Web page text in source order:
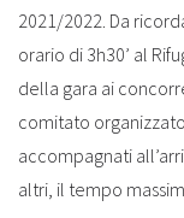
2021/2022. Da
orario di 3h30’ al
della gara ai
comitato
accompagnati
altri, il tempo